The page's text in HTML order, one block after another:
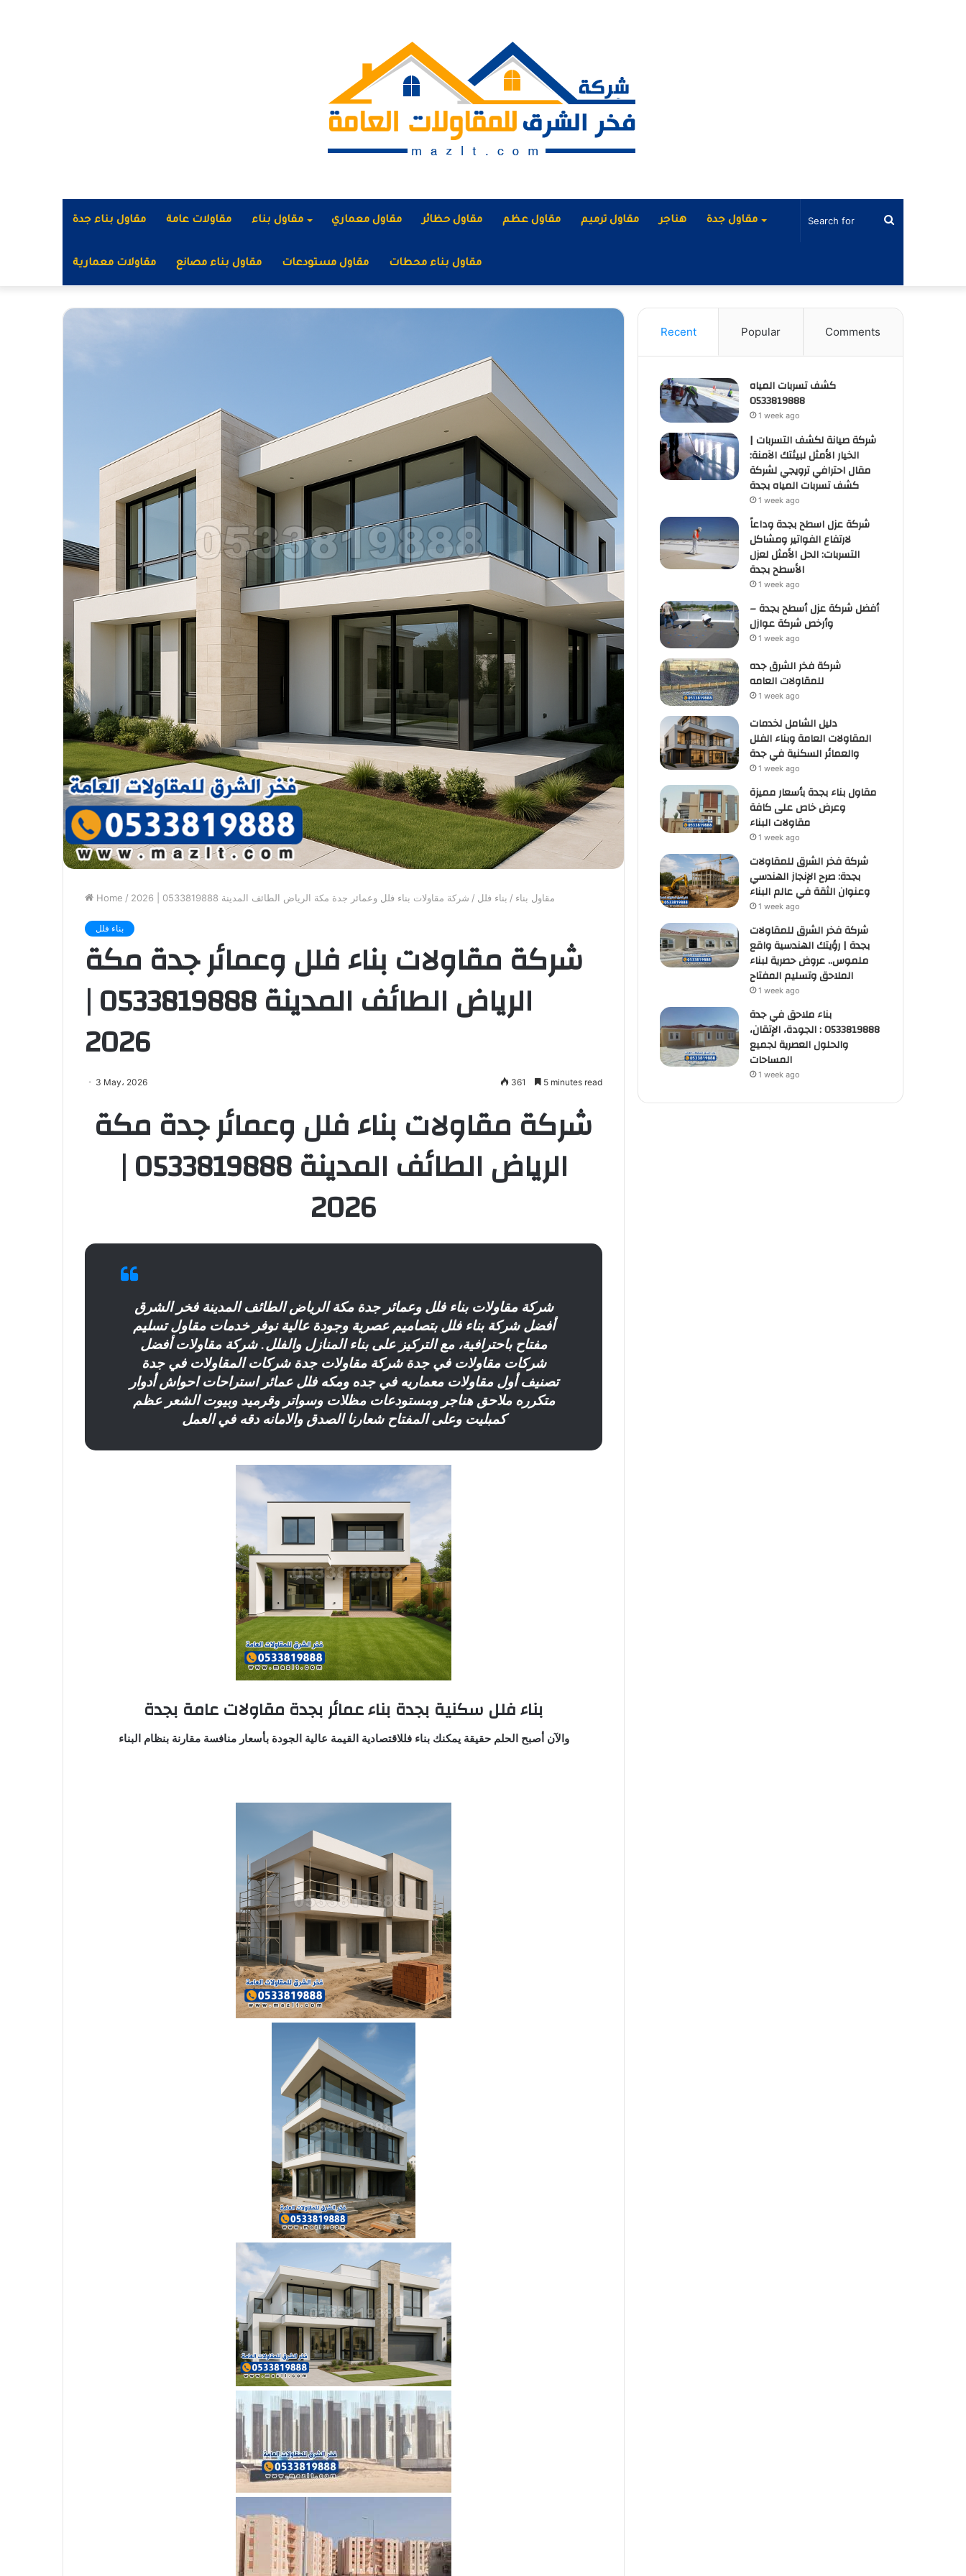
مقاول بناء جدة مقاولات عامة مقاول بناء مقاول معماري مقاول حظائر مقاول عظم مقاول ترميم هناجر مقاول جدة
مقاولات معمارية مقاول بناء مصانع مقاول مستودعات مقاول بناء محطات
Search
Home / مقاول بناء / بناء فلل / شركة مقاولات بناء فلل وعمائر جدة مكة الرياض الطائف المدينة 0533819888 | 2026
بناء فلل
شركة مقاولات بناء فلل وعمائر جدة مكة
الرياض الطائف المدينة 0533819888 |
2026
3 May، 2026 361 5 minutes read
شركة مقاولات بناء فلل وعمائر جدة مكة
الرياض الطائف المدينة 0533819888 |
2026
شركة مقاولات بناء فلل وعمائر جدة مكة الرياض الطائف المدينة فخر الشرق
أفضل شركة بناء فلل بتصاميم عصرية وجودة عالية نوفر خدمات مقاول تسليم
مفتاح باحترافية، مع التركيز على بناء المنازل والفلل. شركة مقاولات أفضل
شركات مقاولات في جدة شركة مقاولات جدة شركات المقاولات في جدة
تصنيف أول مقاولات معماريه في جده ومكه فلل عمائر استراحات احواش أدوار
متكرره ملاحق هناجر ومستودعات مظلات وسواتر وقرميد وبيوت الشعر عظم
كمبليت وعلى المفتاح شعارنا الصدق والامانه دقه في العمل
بناء فلل سكنية بجدة بناء عمائر بجدة مقاولات عامة بجدة
والآن أصبح الحلم حقيقة يمكنك بناء فللاقتصادية القيمة عالية الجودة بأسعار منافسة مقارنة بنظام البناء
Recent Popular Comments
كشف تسربات المياه
0533819888
1 week ago
شركة صيانة لكشف التسربات |
الخيار الأمثل لبيئتك الآمنة:
مقال احترافي ترويجي لشركة
كشف تسربات المياه بجدة
1 week ago
شركة عزل اسطح بجدة وداعاً
لارتفاع الفواتير ومشاكل
التسربات: الحل الأمثل لعزل
الأسطح بجدة
1 week ago
أفضل شركة عزل أسطح بجدة –
وأرخص شركة عوازل
1 week ago
شركة فخر الشرق جده
للمقاولات العامه
1 week ago
دليل الشامل لخدمات
المقاولات العامة وبناء الفلل
والعمائر السكنية في جدة
1 week ago
مقاول بناء بجدة بأسعار مميزة
وعرض خاص على كافة
مقاولات البناء
1 week ago
شركة فخر الشرق للمقاولات
بجدة: صرح الإنجاز الهندسي
وعنوان الثقة في عالم البناء
1 week ago
شركة فخر الشرق للمقاولات
بجدة | رؤيتك الهندسية واقع
ملموس.. عروض حصرية لبناء
الملاحق وتسليم المفتاح
1 week ago
بناء ملاحق في جدة
0533819888 : الجودة، الإتقان،
والحلول العصرية لجميع
المساحات
1 week ago